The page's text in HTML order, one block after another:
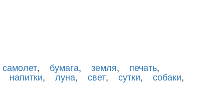
самолет, бумага, земля, печать,
напитки,луна, свет,сутки, собаки,